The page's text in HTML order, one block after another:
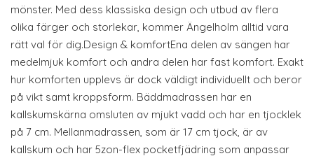
mönster. Med dess klassiska design och utbud av flera
olika färger och storlekar, kommer Ängelholm alltid vara
rätt val för dig.Design & komfortEna delen av sängen har
medelmjuk komfort och andra delen har fast komfort. Exakt
hur komforten upplevs är dock väldigt individuellt och beror
på vikt samt kroppsform. Bäddmadrassen har en
kallskumskärna omsluten av mjukt vadd och har en tjocklek
på 7 cm. Mellanmadrassen, som är 17 cm tjock, är av
kallskum och har 5zon-flex pocketfjädring som anpassar